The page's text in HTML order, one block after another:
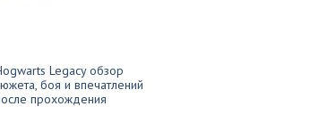
Legacy обзор
боя и впечатлений
прохождения